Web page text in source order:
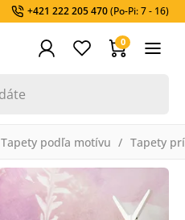
+421 222 205 470(Po-Pi: 7 - 16)
0
Tapety podľa motívu Tapety